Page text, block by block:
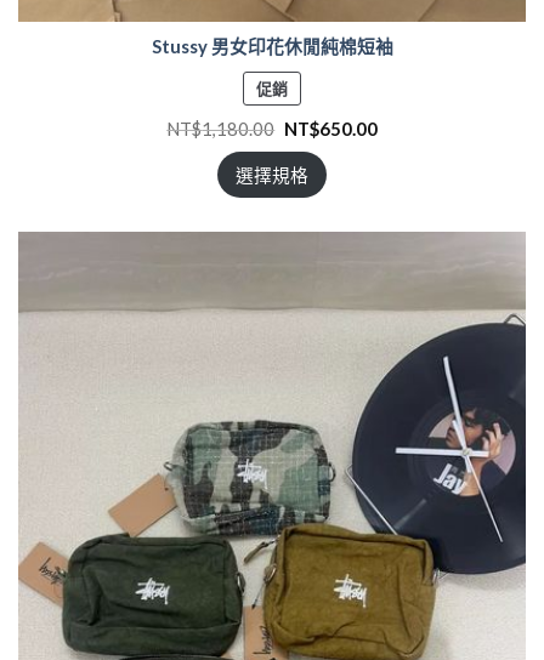
Stussy 男女印花休閒純棉短袖
促銷特
價
商
NT$1,180.00 NT$650.00
選擇規格